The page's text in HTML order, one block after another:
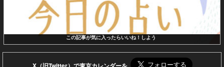
この記事が気に入ったらいいね！しよう